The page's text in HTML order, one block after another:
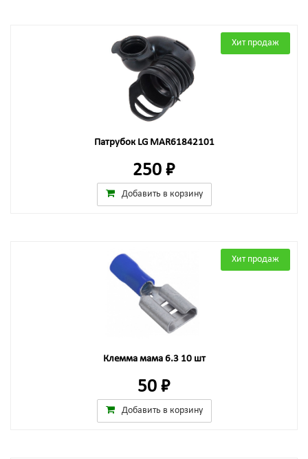
Хит продаж
Патрубок LG MAR61842101
250 ₽
Добавить в корзину
Хит продаж
Клемма мама 6.3 10 шт
50 ₽
Добавить в корзину